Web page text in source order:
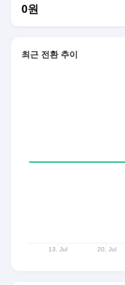
0원
최근 전환 추이